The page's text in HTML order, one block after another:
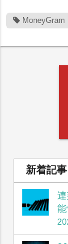
MoneyGram
新着記事